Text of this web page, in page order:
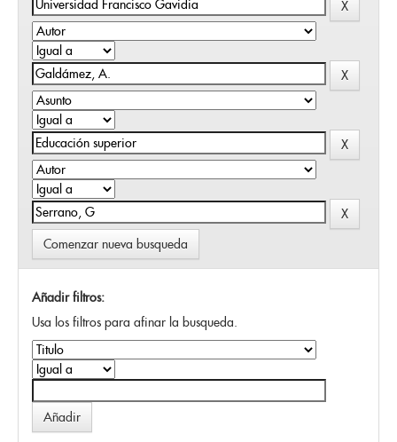
Comenzar nueva busqueda
Añadir filtros:
Usa los filtros para afinar la busqueda.